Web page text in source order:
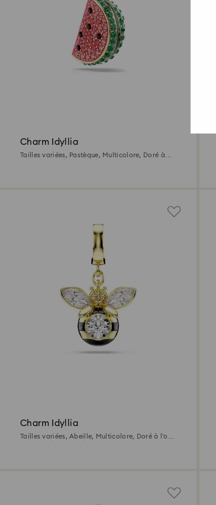
Charm Idyllia
Tailles variées, Pastèque, Multicolore, Doré à
Charm Idyllia
Tailles variées, Abeille, Multicolore, Doré à l’or